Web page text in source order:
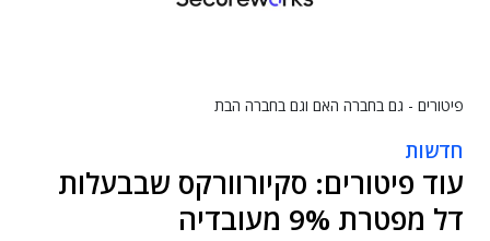
פיטורים - גם בחברה האם וגם בחברה הבת
חדשות
עוד פיטורים: סקיורוורקס שבבעלות
דל מפטרת 9% מעובדיה